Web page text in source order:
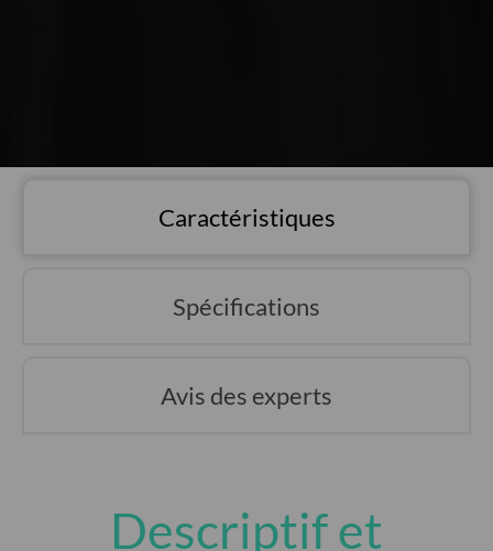
Caractéristiques
Spécifications
Avis des experts
Descriptif et